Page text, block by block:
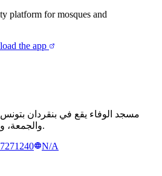
platform for mosques and
the app
مسجد الوفاء يقع في بنقردان
والجمعة، ويخدم المصلين في المنطقة.
N/A